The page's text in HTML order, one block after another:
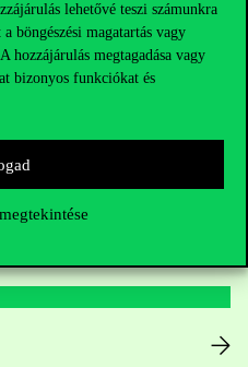
lehetővé teszi számunkra
böngészési magatartás vagy
hozzájárulás megtagadása vagy
bizonyos funkciókat és